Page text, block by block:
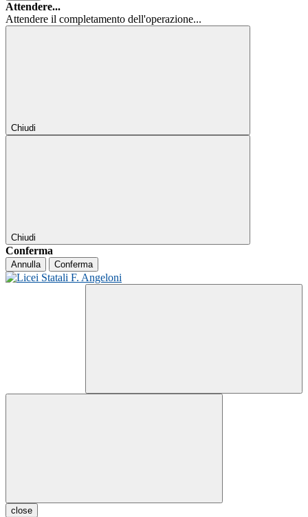
Attendere...
Attendere il completamento dell'operazione...
Chiudi
Chiudi
Conferma
Annulla Conferma
close